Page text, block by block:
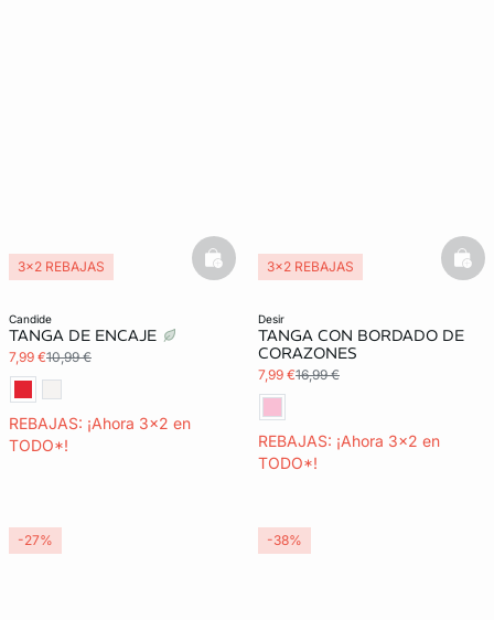
candide
TANGA DE ENCAJE
7,99 €10,99 €
REBAJAS: ¡Ahora 3x2 en
TODO*!
3x2 REBAJAS basketfull
desir
TANGA CON BORDADO DE
CORAZONES
7,99 €16,99 €
REBAJAS: ¡Ahora 3x2 en
TODO*!
3x2 REBAJAS
-27% -38%